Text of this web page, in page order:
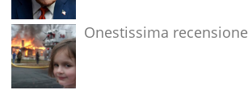
Onestissima recensione